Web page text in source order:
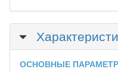
Скрыть
ОСНОВНЫЕ